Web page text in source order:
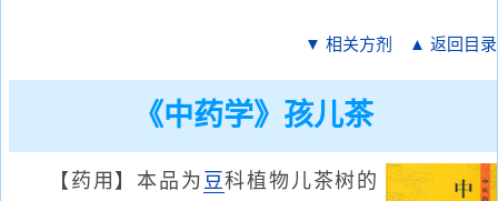
▼ 相关方剂 ▲ 返回目录
《中药学》孩儿茶
【药用】本品为 豆科植物儿茶树的